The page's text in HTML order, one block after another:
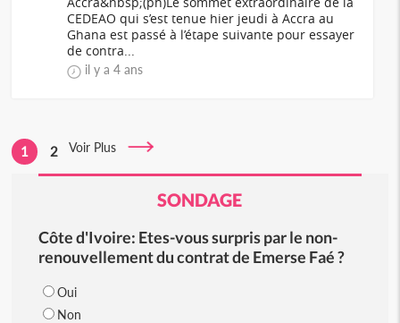
CEDEAO qui s’est tenue hier jeudi à Accra au
Ghana est passé à l’étape suivante pour essayer
de contra...
il y a 4 ans
1 2 Voir Plus
SONDAGE
Côte d'Ivoire: Etes-vous surpris par le non-
renouvellement du contrat de Emerse Faé ?
Oui
Non